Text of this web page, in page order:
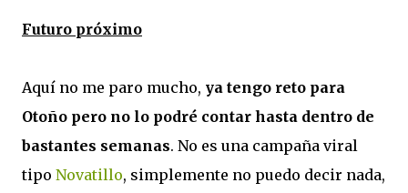
Futuro próximo
Aquí no me paro mucho, ya tengo reto para
Otoño pero no lo podré contar hasta dentro de
bastantes semanas. No es una campaña viral
tipo Novatillo, simplemente no puedo decir nada,